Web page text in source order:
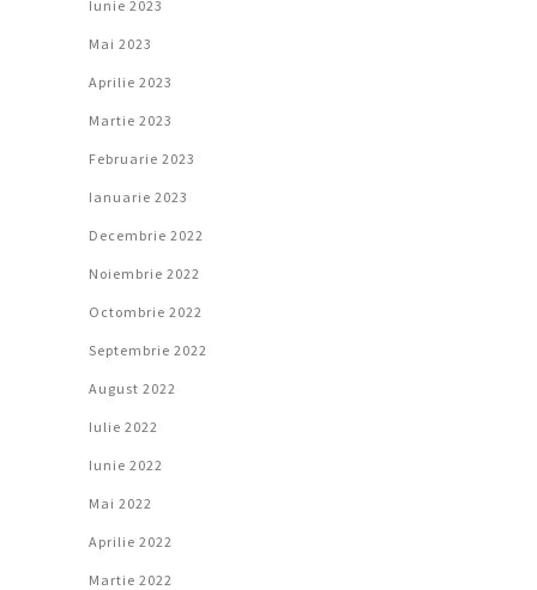
Iunie 2023
Mai 2023
Aprilie 2023
Martie 2023
Februarie 2023
Ianuarie 2023
Decembrie 2022
Noiembrie 2022
Octombrie 2022
Septembrie 2022
August 2022
Iulie 2022
Iunie 2022
Mai 2022
Aprilie 2022
Martie 2022